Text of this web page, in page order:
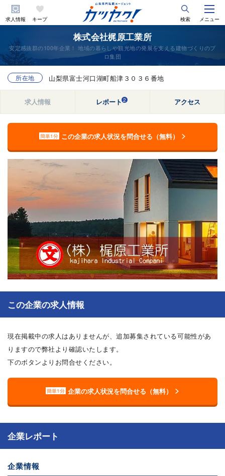
求人情報 キープ 検索 メニュー
株式会社梶原工業所
安定感抜群の100年企業！ 地域の暮らしや観光地の発展を支える建物づくりのプ
ロ集団
所在地 山梨県富士河口湖町船津３０３６番地
求人情報 レポート2 アクセス
簡単1分 この企業の求人状況を問合せる（無料）
企業レポート
企業情報
この企業の求人情報
現在掲載中の求人はありませんが、追加募集されている可能性があ
りますので弊社より確認いたします。
下のボタンよりお問合せください。
簡単1分 企業の求人状況を問合せる（無料）